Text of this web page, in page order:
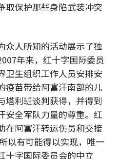
取保护那些身陷武装冲突
众人所知的活动展示了独
年来，红十字国际委员
卫生组织工作人员安排安
疫苗带给阿富汗南部的儿
塔利班谈判获得，并得到
安全军队力量的尊重。红
在阿富汗转运伤员和交接
以有可能得以实现，唯一
十字国际委员会的中立